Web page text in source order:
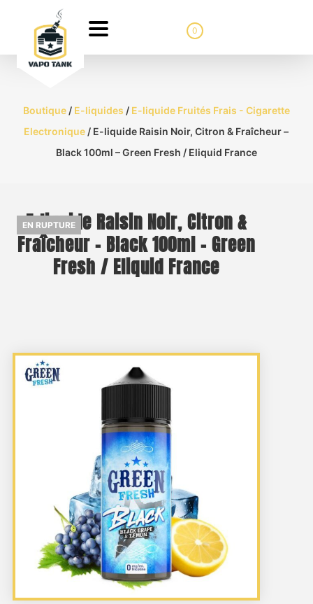
0
Boutique/ E-liquides / E-liquide Fruités Frais - Cigarette
Electronique / E-liquide Raisin Noir, Citron & Fraîcheur –
Black 100ml – Green Fresh / Eliquid France
E-liquide Raisin Noir, Citron &
Fraîcheur – Black 100ml – Green
Fresh / Eliquid France
EN RUPTURE